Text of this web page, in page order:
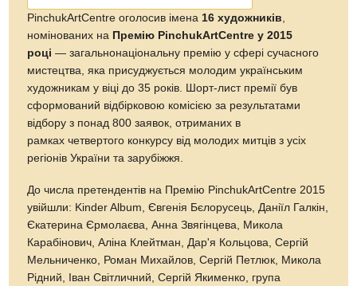
PinchukArtCentre оголосив імена 16 художників
номінованих на Премію PinchukArtCentre у 2015
році — загальнонаціональну премію у сфері сучасного
мистецтва, яка присуджується молодим українським
художникам у віці до 35 років. Шорт-лист премії був
сформований відбірковою комісією за результатами
відбору з понад 800 заявок, отриманих в
рамках четвертого конкурсу від молодих митців з усіх
регіонів України та зарубіжжя.
До числа претендентів на Премію PinchukArtCentre 2015
увійшли: Kinder Album, Євгенія Бєлорусець, Данiїл Галкiн,
Єкатерина Єрмолаєва, Анна Звягінцева, Микола
Карабінович, Аліна Клейтман, Дар'я Кольцова, Сергій
Мельниченко, Роман Михайлов, Сергій Петлюк, Микола
Рідний, Іван Світличний, Сергій Якименко, група